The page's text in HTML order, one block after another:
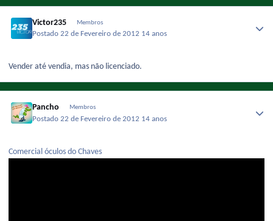
Victor235 Membros
Postado22 de Fevereiro de 2012 14 anos
Vender até vendia, mas não licenciado.
Pancho Membros
Postado22 de Fevereiro de 2012 14 anos
Comercial óculos do Chaves